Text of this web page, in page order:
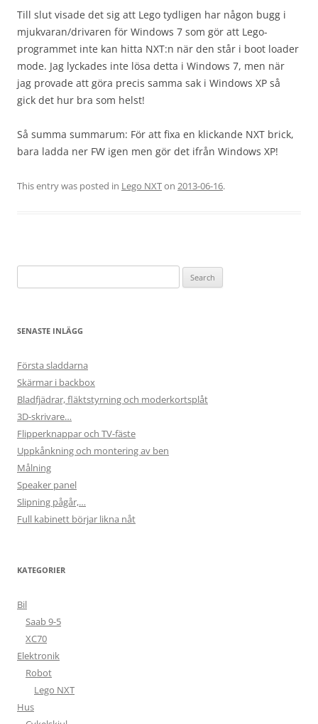
Till slut visade det sig att Lego tydligen har någon bugg i
mjukvaran/drivaren för Windows 7 som gör att Lego-
programmet inte kan hitta NXT:n när den står i boot loader
mode. Jag lyckades inte lösa detta i Windows 7, men när
jag provade att göra precis samma sak i Windows XP så
gick det hur bra som helst!
Så summa summarum: För att fixa en klickande NXT brick,
bara ladda ner FW igen men gör det ifrån Windows XP!
This entry was posted in Lego NXTon 2013-06-16.
for:
SENASTE INLÄGG
Första sladdarna
Skärmar i backbox
Bladfjädrar, fläktstyrning och moderkortsplåt
3D-skrivare…
Flipperknappar och TV-fäste
Uppkånkning och montering av ben
Målning
Speaker panel
Slipning pågår,…
Full kabinett börjar likna nåt
KATEGORIER
Bil
Saab 9-5
XC70
Elektronik
Robot
Lego NXT
Hus